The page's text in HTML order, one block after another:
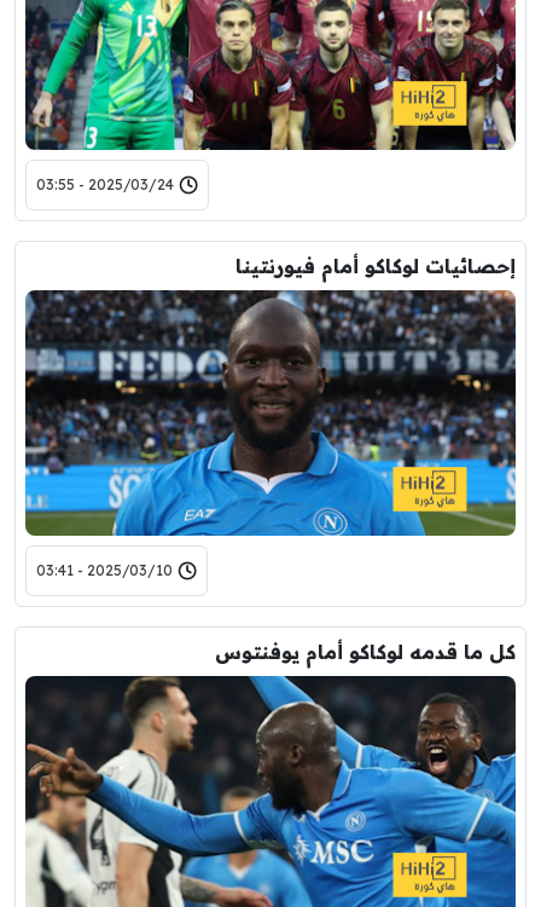
2025/03/24 - 03:55
إحصائيات لوكاكو أمام فيورنتينا
2025/03/10 - 03:41
كل ما قدمه لوكاكو أمام يوفنتوس